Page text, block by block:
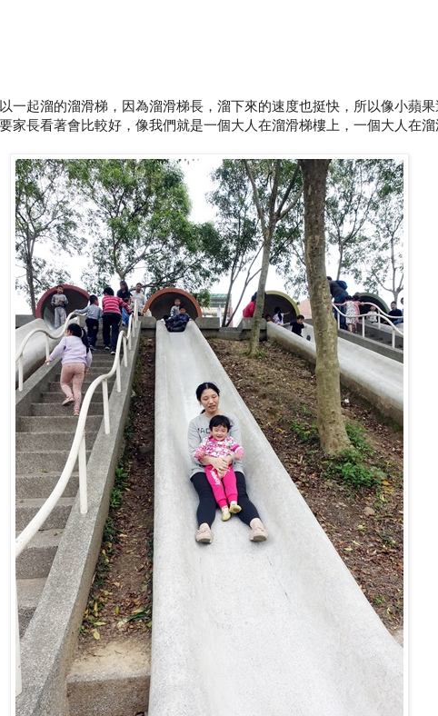
一起溜的溜滑梯，因為溜滑梯長，溜下來的速度也挺快，所以像小蘋
家長看著會比較好，像我們就是一個大人在溜滑梯樓上，一個大人在